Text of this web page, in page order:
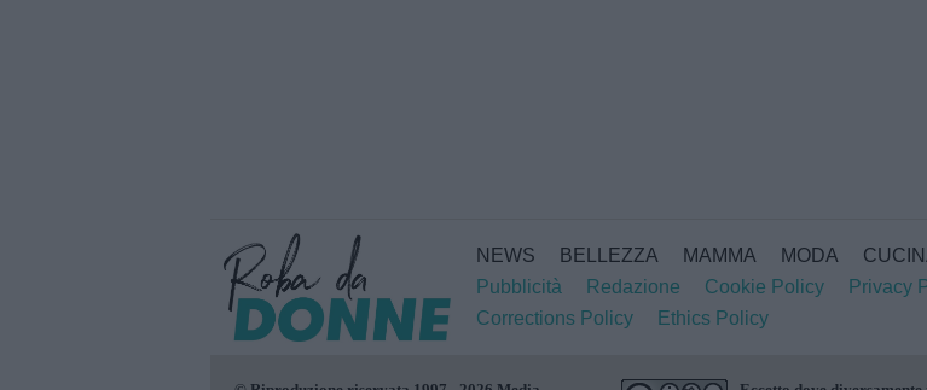
NEWS BELLEZZA MAMMA MODA
Pubblicità
Redazione Cookie Policy Privacy
Corrections Policy
Ethics Policy